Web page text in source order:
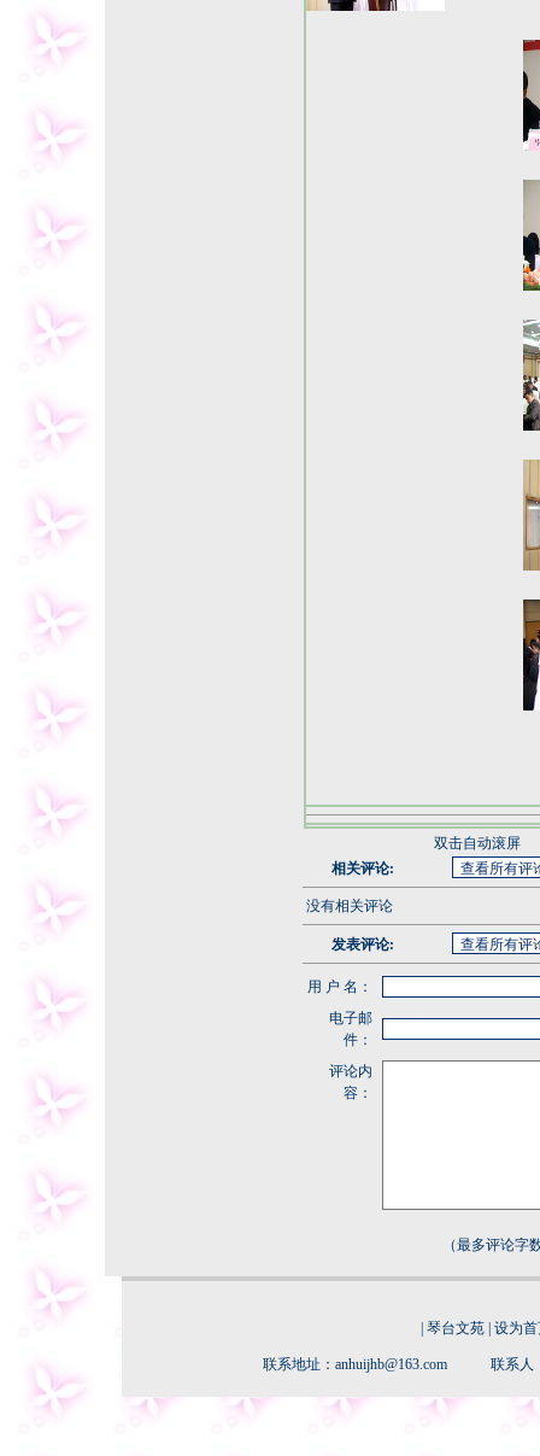
双击自动滚屏
相关评论:
没有相关评论
发表评论:
用 户 名：
电子邮
件：
评论内
容：
（最多评论字
琴台文苑 设为
联系地址：anhuijhb@163.com 联系人